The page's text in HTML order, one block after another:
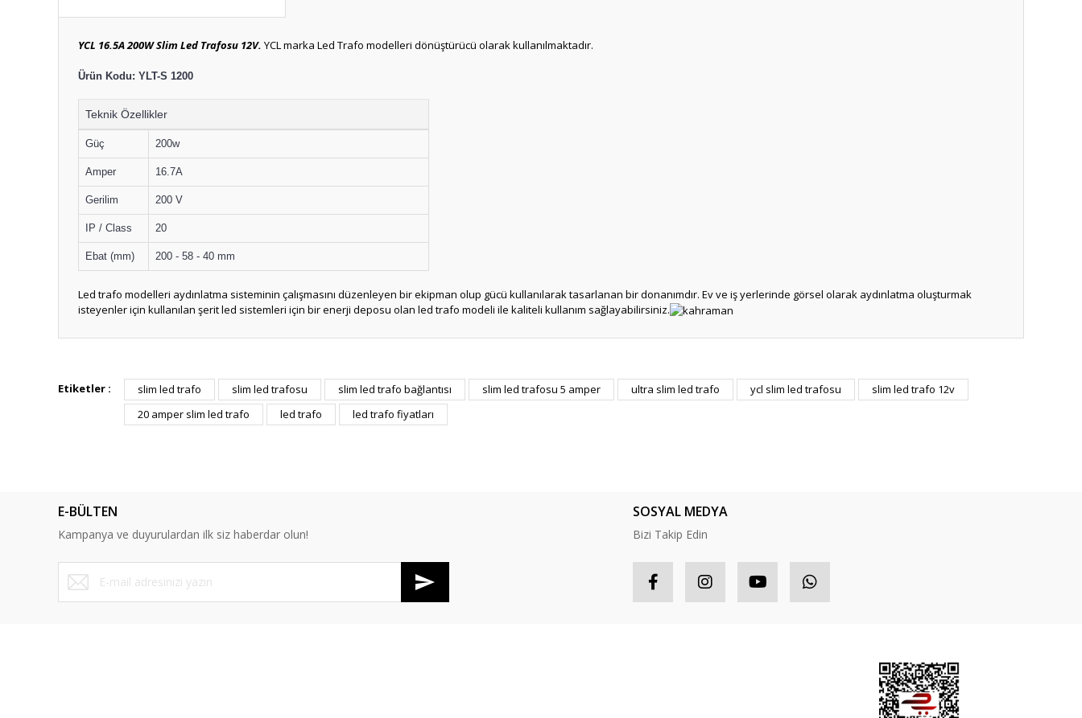
YCL 16.5A 200W Slim Led Trafosu 12V. YCL marka Led Trafo modelleri dönüştürücü olarak kullanılmaktadır.
Ürün Kodu: YLT-S 1200
Teknik Özellikler
Güç 200w
Amper 16.7A
Gerilim 200 V
IP / Class 20
Ebat (mm) 200 - 58 - 40 mm
Led trafo modelleri aydınlatma sisteminin çalışmasını düzenleyen bir ekipman olup gücü kullanılarak tasarlanan bir donanımdır. Ev ve iş yerlerinde görsel olarak aydınlatma oluşturmak
isteyenler için kullanılan şerit led sistemleri için bir enerji deposu olan led trafo modeli ile kaliteli kullanım sağlayabilirsiniz.
Bu ürüne ilk yorumu siz yapın!
Görüş ve önerileriniz için teşekkür ederiz.
Ürün resmi kalitesiz, bozuk veya görüntülenemiyor.
Bu ürüne benzer farklı alternatifler olmalı.
Etiketler : slim led trafo slim led trafosu slim led trafo bağlantısı slim led trafosu 5 amper ultra slim led trafo ycl slim led trafosu
slim led trafo 12v
20 amper slim led trafo
led trafo led trafo fiyatları
E-BÜLTEN
Kampanya ve duyurulardan ilk siz haberdar olun!
SOSYAL MEDYA
Bizi Takip Edin